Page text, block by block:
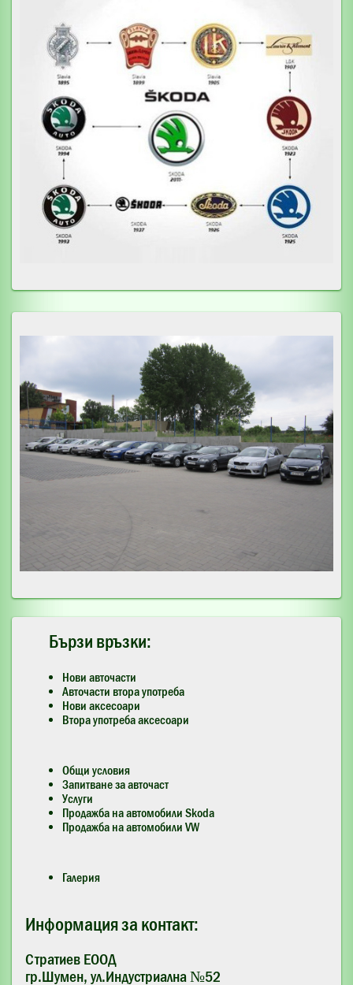
Бързи връзки:
Нови авточасти
Авточасти втора употреба
Нови аксесоари
Втора употреба аксесоари
Общи условия
Запитване за авточаст
Услуги
Продажба на автомобили Skoda
Продажба на автомобили VW
Галерия
Информация за контакт:
Стратиев ЕООД
гр.Шумен, ул.Индустриална №52